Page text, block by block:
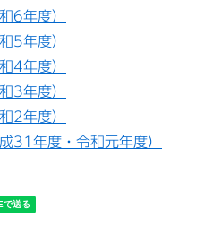
6年度）
5年度）
4年度）
3年度）
2年度）
31年度・令和元年度）